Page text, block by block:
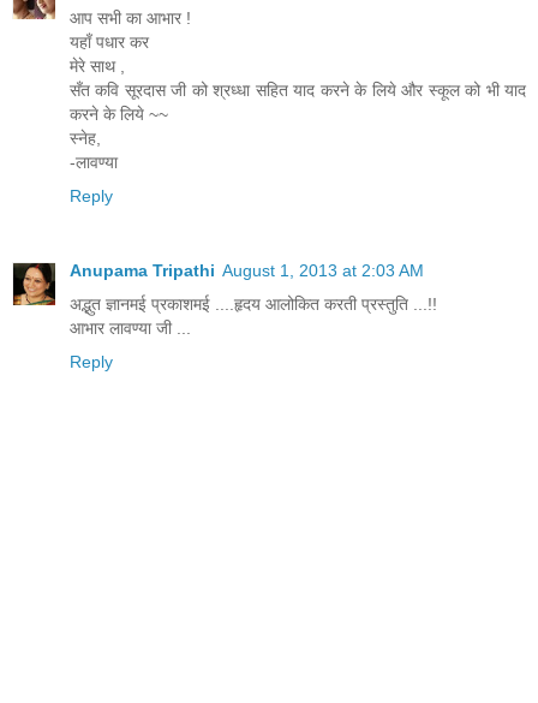
आप सभी का आभार !
यहाँ पधार कर
मेरे साथ ,
सँत कवि सूरदास जी को श्रध्धा सहित याद करने के लिये और स्कूल को भी याद
करने के लिये ~~
स्नेह,
-लावण्या
Reply
Anupama Tripathi August 1, 2013 at 2:03 AM
अद्भुत ज्ञानमई प्रकाशमई ....हृदय आलोकित करती प्रस्तुति ...!!
आभार लावण्या जी ...
Reply